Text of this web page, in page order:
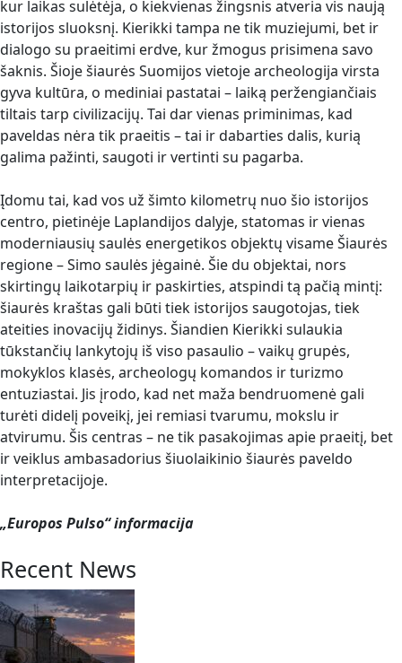
kur laikas sulėtėja, o kiekvienas žingsnis atveria vis naują
istorijos sluoksnį. Kierikki tampa ne tik muziejumi, bet ir
dialogo su praeitimi erdve, kur žmogus prisimena savo
šaknis. Šioje šiaurės Suomijos vietoje archeologija virsta
gyva kultūra, o mediniai pastatai – laiką peržengiančiais
tiltais tarp civilizacijų. Tai dar vienas priminimas, kad
paveldas nėra tik praeitis – tai ir dabarties dalis, kurią
galima pažinti, saugoti ir vertinti su pagarba.
Įdomu tai, kad vos už šimto kilometrų nuo šio istorijos
centro, pietinėje Laplandijos dalyje, statomas ir vienas
moderniausių saulės energetikos objektų visame Šiaurės
regione – Simo saulės jėgainė. Šie du objektai, nors
skirtingų laikotarpių ir paskirties, atspindi tą pačią mintį:
šiaurės kraštas gali būti tiek istorijos saugotojas, tiek
ateities inovacijų židinys. Šiandien Kierikki sulaukia
tūkstančių lankytojų iš viso pasaulio – vaikų grupės,
mokyklos klasės, archeologų komandos ir turizmo
entuziastai. Jis įrodo, kad net maža bendruomenė gali
turėti didelį poveikį, jei remiasi tvarumu, mokslu ir
atvirumu. Šis centras – ne tik pasakojimas apie praeitį, bet
ir veiklus ambasadorius šiuolaikinio šiaurės paveldo
interpretacijoje.
„Europos Pulso“ informacija
Recent News